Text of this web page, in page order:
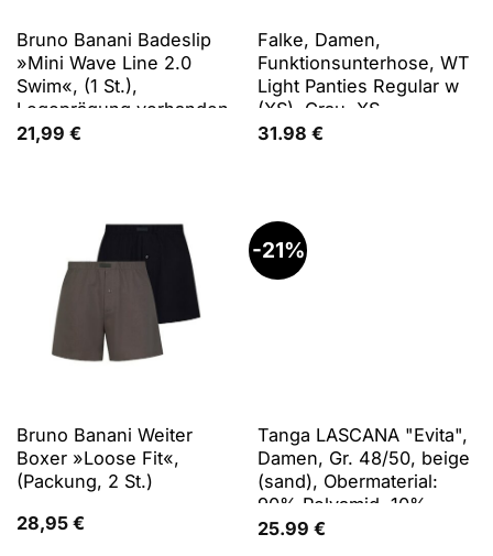
Bruno Banani Badeslip
»Mini Wave Line 2.0
Swim«, (1 St.),
Logoprägung vorhanden
21,99 €
Falke, Damen,
Funktionsunterhose, WT
Light Panties Regular w
(XS), Grau, XS
31.98 €
Bruno Banani Weiter
Boxer »Loose Fit«,
(Packung, 2 St.)
28,95 €
-21%
Tanga LASCANA "Evita",
Damen, Gr. 48/50, beige
(sand), Obermaterial:
90% Polyamid, 10%
Elasthan, Unterhosen
25.99 €